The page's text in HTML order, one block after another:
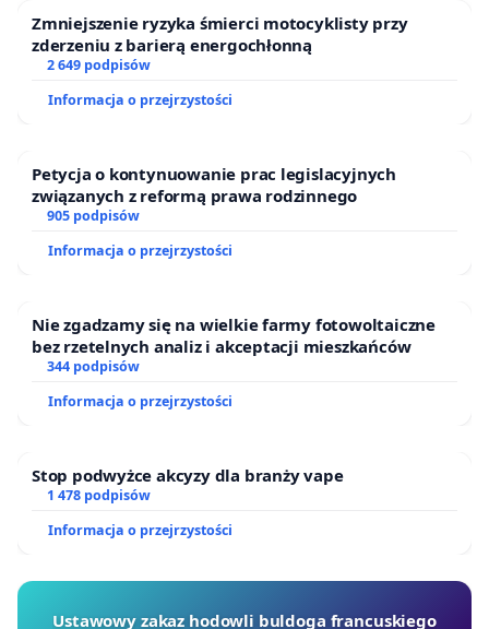
Zmniejszenie ryzyka śmierci motocyklisty przy
zderzeniu z barierą energochłonną
2 649 podpisów
Informacja o przejrzystości
Petycja o kontynuowanie prac legislacyjnych
związanych z reformą prawa rodzinnego
905 podpisów
Informacja o przejrzystości
Nie zgadzamy się na wielkie farmy fotowoltaiczne
bez rzetelnych analiz i akceptacji mieszkańców
344 podpisów
Informacja o przejrzystości
Stop podwyżce akcyzy dla branży vape
1 478 podpisów
Informacja o przejrzystości
Ustawowy zakaz hodowli buldoga francuskiego